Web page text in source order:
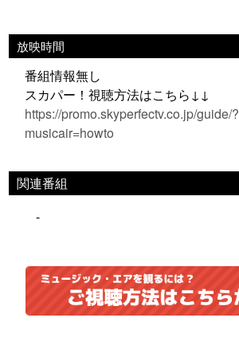
放映時間
番組情報無し
スカパー！視聴方法はこちら↓↓
https://promo.skyperfectv.co.jp/guide/?
musicair=howto
関連番組
-